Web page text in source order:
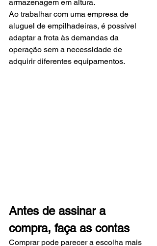
armazenagem em altura.
Ao trabalhar com uma empresa de
aluguel de empilhadeiras, é possível
adaptar a frota às demandas da
operação sem a necessidade de
adquirir diferentes equipamentos.
Antes de assinar a
compra, faça as contas
Comprar pode parecer a escolha mais